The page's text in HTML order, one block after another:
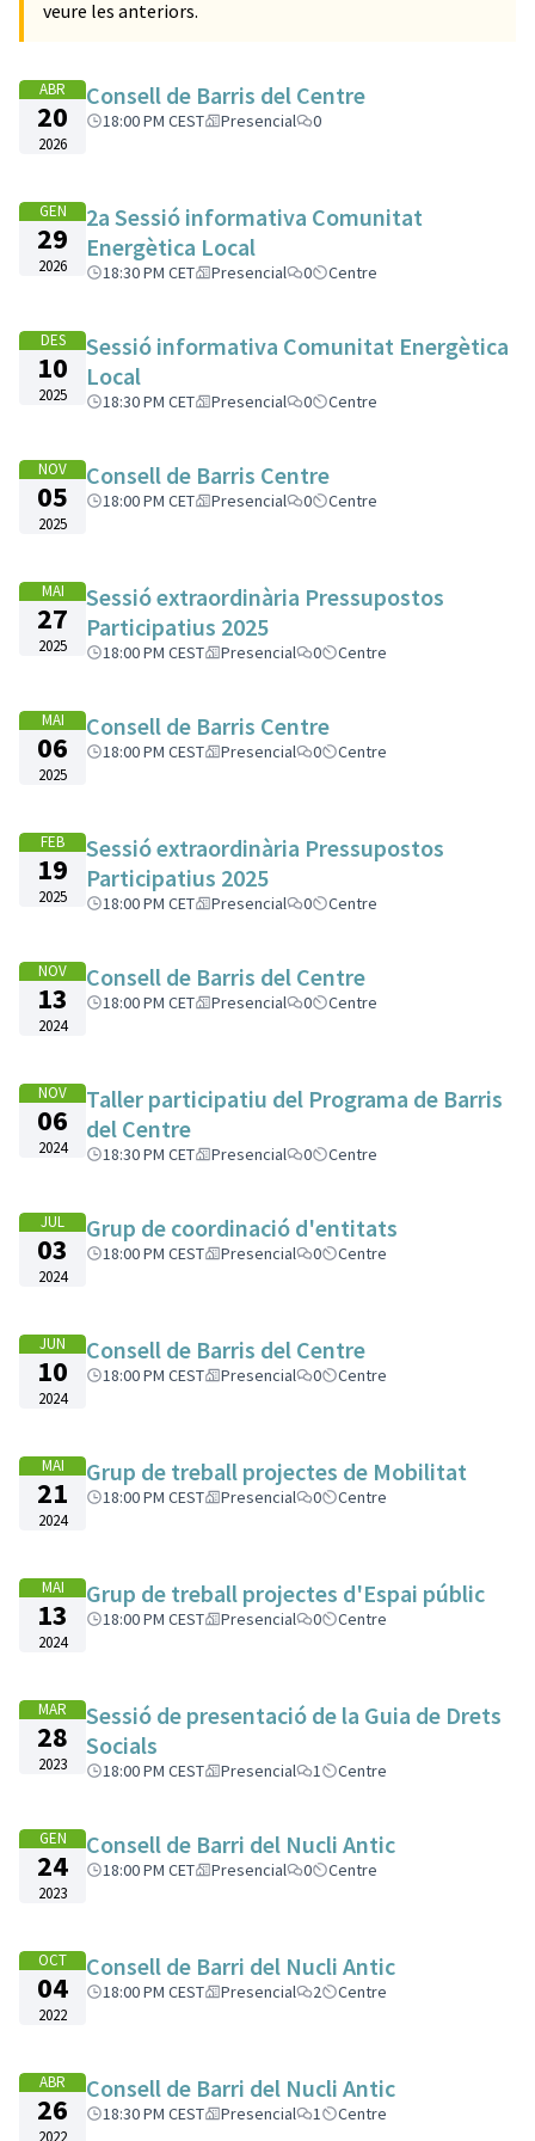
veure les anteriors.
ABR
20
2026
Consell de Barris del Centre
18:00 PM CEST Presencial 0
GEN
29
2026
2a Sessió informativa Comunitat
Energètica Local
18:30 PM CET Presencial 0 Centre
DES
10
2025
Sessió informativa Comunitat Energètica
Local
18:30 PM CET Presencial 0 Centre
NOV
05
2025
Consell de Barris Centre
18:00 PM CET Presencial 0 Centre
MAI
27
2025
Sessió extraordinària Pressupostos
Participatius 2025
18:00 PM CEST Presencial 0 Centre
MAI
06
2025
Consell de Barris Centre
18:00 PM CEST Presencial 0 Centre
FEB
19
2025
Sessió extraordinària Pressupostos
Participatius 2025
18:00 PM CET Presencial 0 Centre
NOV
13
2024
Consell de Barris del Centre
18:00 PM CET Presencial 0 Centre
NOV
06
2024
Taller participatiu del Programa de Barris
del Centre
18:30 PM CET Presencial 0 Centre
JUL
03
2024
Grup de coordinació d'entitats
18:00 PM CEST Presencial 0 Centre
JUN
10
2024
Consell de Barris del Centre
18:00 PM CEST Presencial 0 Centre
MAI
21
2024
Grup de treball projectes de Mobilitat
18:00 PM CEST Presencial 0 Centre
MAI
13
2024
Grup de treball projectes d'Espai públic
18:00 PM CEST Presencial 0 Centre
MAR
28
2023
Sessió de presentació de la Guia de Drets
Socials
18:00 PM CEST Presencial 1 Centre
GEN
24
2023
Consell de Barri del Nucli Antic
18:00 PM CET Presencial 0 Centre
OCT
04
2022
Consell de Barri del Nucli Antic
18:00 PM CEST Presencial 2 Centre
ABR
26
2022
Consell de Barri del Nucli Antic
18:30 PM CEST Presencial 1 Centre